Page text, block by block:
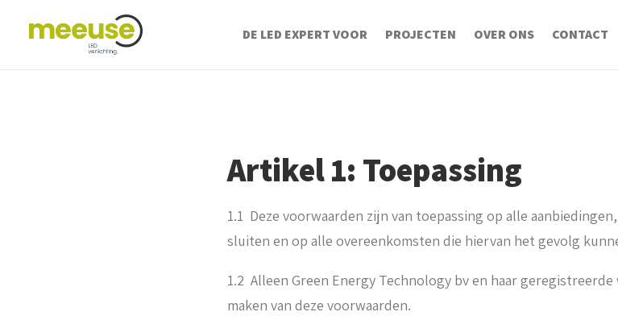
DE LED EXPERT VOOR PROJECTEN OVER ONS CONTACT
Artikel 1: Toepassing
1.1 Deze voorwaarden zijn van toepassing op alle
sluiten en op alle overeenkomsten die hiervan het gevolg
1.2 Alleen Green Energy Technology bv en haar
maken van deze voorwaarden.